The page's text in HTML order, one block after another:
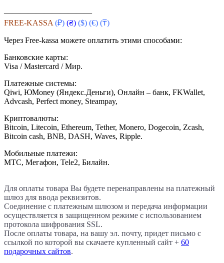
———————————
FREE-KASSA (₽) (₴) ($) (€) (₸)
Через Free-kassa можете оплатить этими способами:
Банковские карты:
Visa / Mastercard / Мир.
Платежные системы:
Qiwi, ЮMoney (Яндекс.Деньги), Онлайн – банк, FKWallet,
Advcash, Perfect money, Steampay,
Криптовалюты:
Bitcoin, Litecoin, Ethereum, Tether, Monero, Dogecoin, Zcash,
Bitcoin cash, BNB, DASH, Waves, Ripple.
Мобильные платежи:
МТС, Мегафон, Tele2, Билайн.
Для оплаты товара Вы будете перенаправлены на платежный
шлюз для ввода реквизитов.
Соединение с платежным шлюзом и передача информации
осуществляется в защищенном режиме с использованием
протокола шифрования SSL.
После оплаты товара, на вашу эл. почту, придет письмо с
ссылкой по которой вы скачаете купленный сайт + 60
подарочных сайтов.